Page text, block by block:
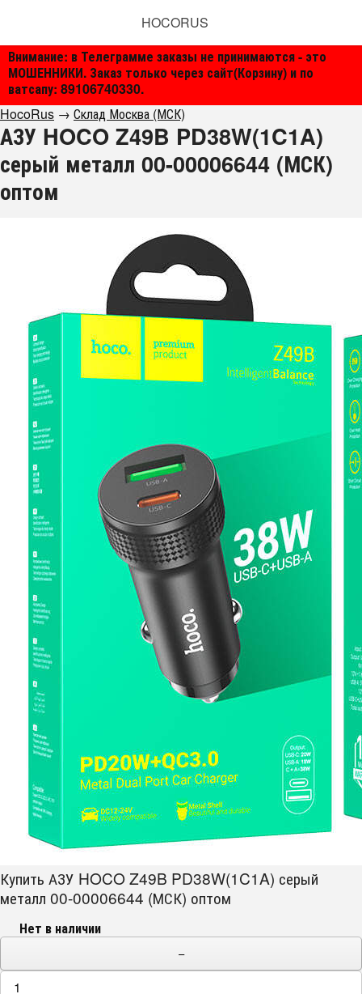
Внимание: в Телеграмме заказы не принимаются - это
МОШЕННИКИ. Заказ только через сайт(Корзину) и по
ватсапу: 89106740330.
HOCORUS
HocoRus → Склад Москва (МСК)
АЗУ HOCO Z49B PD38W(1C1A)
серый металл 00-00006644 (МСК)
оптом
Купить АЗУ HOCO Z49B PD38W(1C1A) серый
металл 00-00006644 (МСК) оптом
Нет в наличии
−